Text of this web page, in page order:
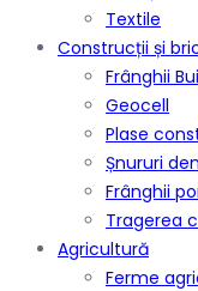
Textile
Construcții și
Frânghii
Geocell
Plase
Șnururi
Frânghii
Tragerea
Agricultură
Ferme